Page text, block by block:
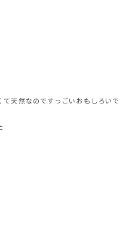
天然なのですっごいおもしろいで